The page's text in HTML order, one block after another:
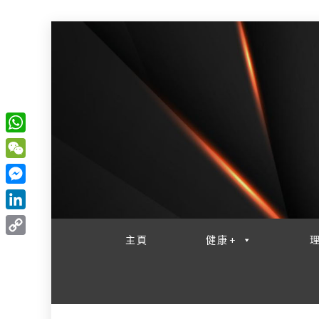
主頁 健康+
W
h
a
t
s
W
e
C
h
M
e
s
L
i